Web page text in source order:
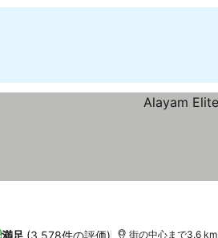
満足 (3,578件の評価) 街の中心まで3.6 km